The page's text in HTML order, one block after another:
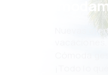
Nuevas
Cómoda
¡Todo lo